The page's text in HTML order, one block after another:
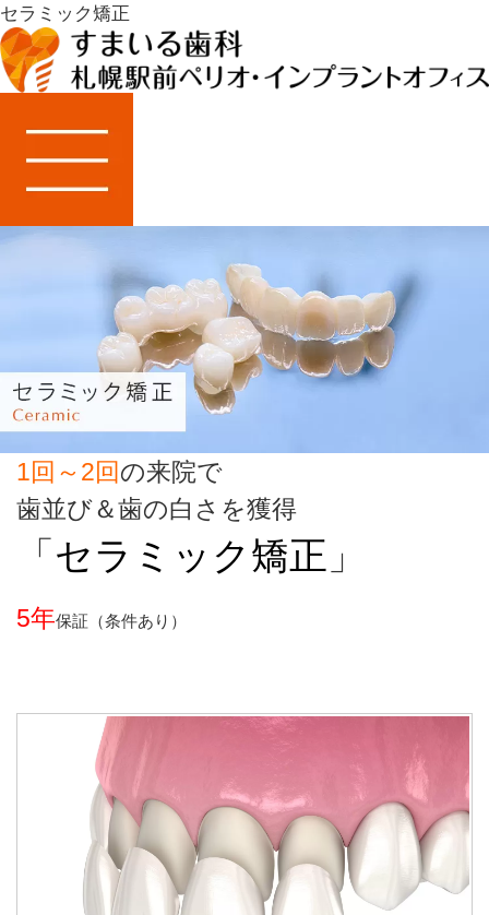
セラミック矯正
1回～2回の来院で
歯並び＆歯の白さを獲得
「 セラミック矯正 」
5年保証（条件あり）